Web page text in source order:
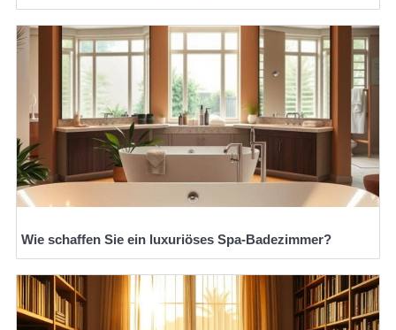
Wie schaffen Sie ein luxuriöses Spa-Badezimmer?